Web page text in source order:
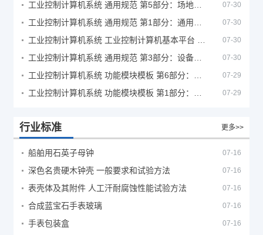
07-30
07-30
07-30
07-30
07-29
07-29
行业标准 更多>>
船舶用石英子母钟 07-16
深色名贵硬木钟壳 一般要求和试验方法 07-16
表壳体及其附件 人工汗耐腐蚀性能试验方法 07-16
合成蓝宝石手表玻璃 07-16
手表包装盒 07-16